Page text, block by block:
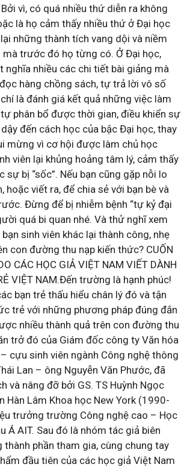
vì, có quá nhiều thứ diễn ra không
là họ cảm thấy nhiều thứ ở Đại học
những thành tích vang dội và niềm
mà trước đó họ từng có. Ở Đại học,
nghĩa nhiều các chi tiết bài giảng mà
hàng chồng sách, tự trả lời vô số
là đánh giá kết quả những việc làm
phân bổ được thời gian, điều khiển sự
đến cách học của bậc Đại học, thay
mừng vì cơ hội được làm chủ học
viên lại khủng hoảng tâm lý, cảm thấy
sự bị “sốc”. Nếu bạn cũng gặp nỗi lo
hoặc viết ra, để chia sẻ với bạn bè và
Đừng để bị nhiễm bệnh “tự kỷ đại
quá bi quan nhé. Và thử nghĩ xem
sinh viên khác lại thành công, nhẹ
con đường thu nạp kiến thức? CUỐN
CÁC HỌC GIẢ VIỆT NAM VIẾT DÀNH
VIỆT NAM.Đến trường là hạnh phúc!
bạn trẻ thấu hiểu chân lý đó và tận
trẻ với những phương pháp đúng đắn
nhiều thành quả trên con đường thu
trở đó của Giám đốc công ty Văn hóa
cựu sinh viên ngành Công nghệ thông
Lan – ông Nguyễn Văn Phước, đã
và nâng đỡ bởi GS. TS Huỳnh Ngọc
Hàn Lâm Khoa học New York (1990-
trưởng trường Công nghệ cao – Học
Á AIT. Sau đó là nhóm tác giả biên
phần tham gia, cùng chung tay
đầu tiên của các học giả Việt Nam